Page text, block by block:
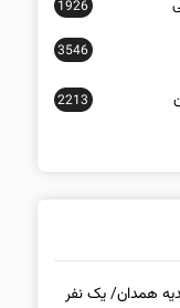
1926
3546
2213
همدان/ یک نفر